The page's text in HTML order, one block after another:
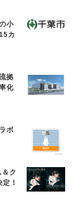
小
カ
拠
化
ボ
ク
！